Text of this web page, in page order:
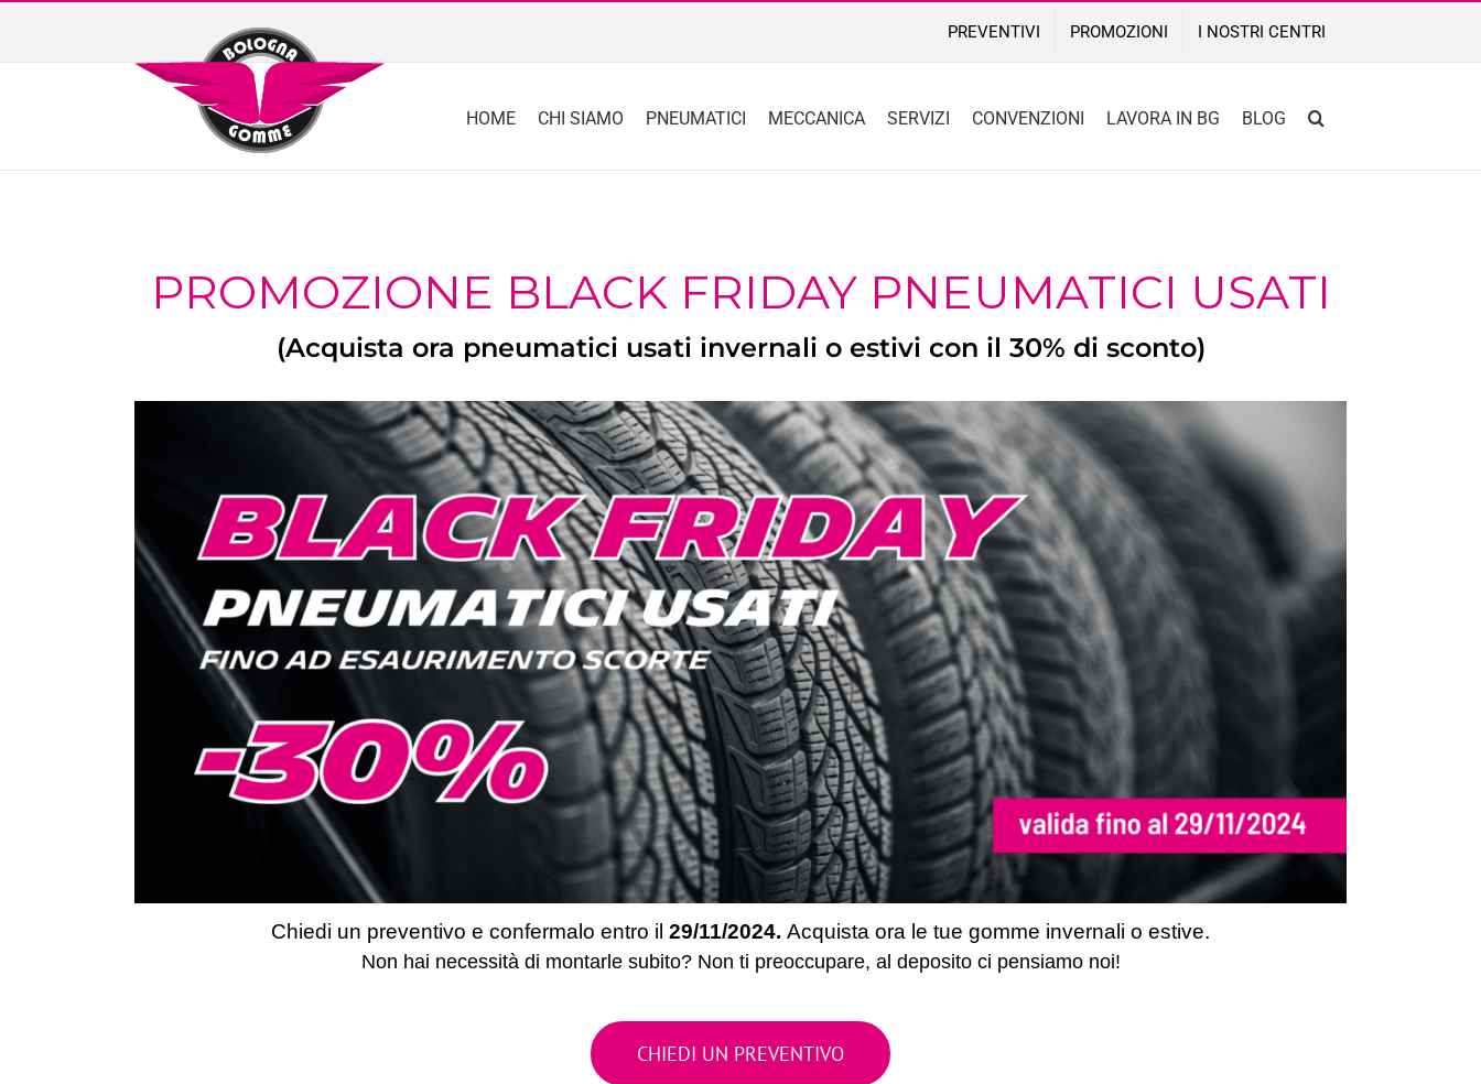
content
PREVENTIVI PROMOZIONI I NOSTRI CENTRI
HOME CHI SIAMO PNEUMATICI MECCANICA SERVIZI CONVENZIONI LAVORA IN BG BLOG
PROMOZIONE BLACK FRIDAY PNEUMATICI USATI
(Acquista ora pneumatici usati invernali o estivi con il 30% di sconto)
Chiedi un preventivo e confermalo entro il 29/11/2024. Acquista ora le tue gomme invernali o estive.
Non hai necessità di montarle subito? Non ti preoccupare, al deposito ci pensiamo noi!
CHIEDI UN PREVENTIVO